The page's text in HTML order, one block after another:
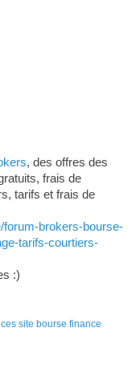
, des offres des
frais de
tarifs et frais de
forum-brokers-bourse-
tarifs-courtiers-
:)
site bourse finance